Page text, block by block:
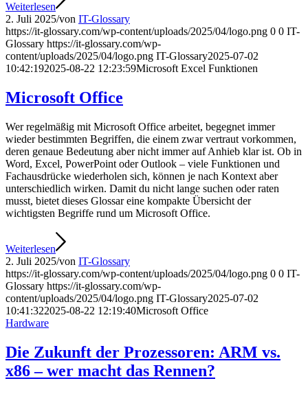
Weiterlesen
2. Juli 2025/von IT-Glossary
https://it-glossary.com/wp-content/uploads/2025/04/logo.png 0 0 IT-
Glossary https://it-glossary.com/wp-
content/uploads/2025/04/logo.png IT-Glossary2025-07-02
10:42:192025-08-22 12:23:59Microsoft Excel Funktionen
Microsoft Office
Wer regelmäßig mit Microsoft Office arbeitet, begegnet immer
wieder bestimmten Begriffen, die einem zwar vertraut vorkommen,
deren genaue Bedeutung aber nicht immer auf Anhieb klar ist. Ob in
Word, Excel, PowerPoint oder Outlook – viele Funktionen und
Fachausdrücke wiederholen sich, können je nach Kontext aber
unterschiedlich wirken. Damit du nicht lange suchen oder raten
musst, bietet dieses Glossar eine kompakte Übersicht der
wichtigsten Begriffe rund um Microsoft Office.
Weiterlesen
2. Juli 2025/von IT-Glossary
https://it-glossary.com/wp-content/uploads/2025/04/logo.png 0 0 IT-
Glossary https://it-glossary.com/wp-
content/uploads/2025/04/logo.png IT-Glossary2025-07-02
10:41:322025-08-22 12:19:40Microsoft Office
Hardware
Die Zukunft der Prozessoren: ARM vs.
x86 – wer macht das Rennen?